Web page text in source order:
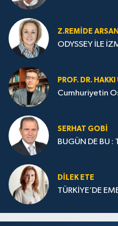
Z.REMIDE ARSAN
ODYSSEY İLE
PROF. DR. HAKKI
Cumhuriyetin
SERHAT GOBİ
BUGÜN DE BU :
DILEK ETE
TÜRKİYE’DE